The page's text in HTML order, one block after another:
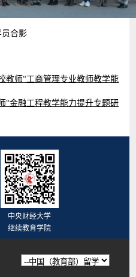
员合影
教师“工商管理专业教师教学能
“金融工程教学能力提升专题研
中央财经大学
继续教育学院